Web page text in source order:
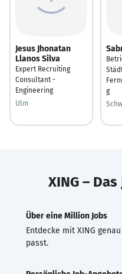
Jesus Jhonatan
Llanos Silva
Expert Recruiting
Consultant -
Engineering
Ulm
g
XING –
Über eine Million Jobs
Entdecke mit XING
passt.